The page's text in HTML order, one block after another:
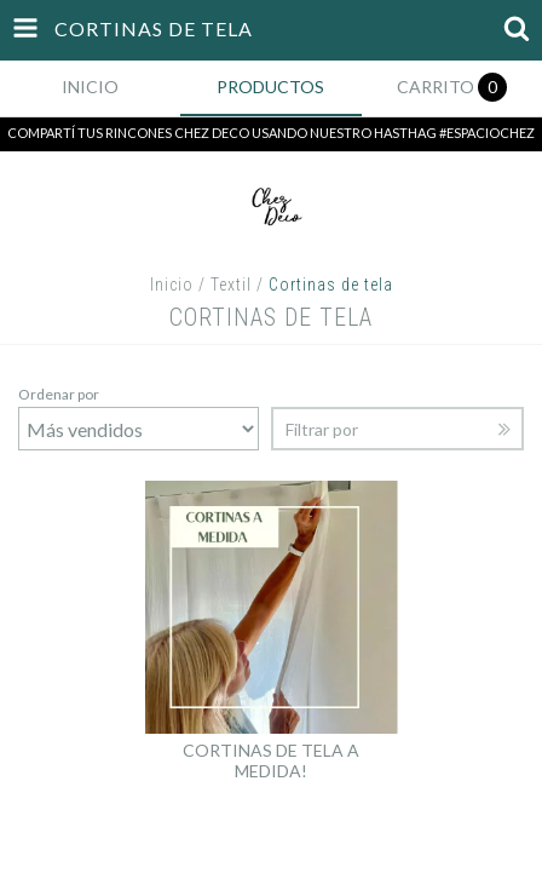
CORTINAS DE TELA
INICIO PRODUCTOS CARRITO 0
COMPARTÍ TUS RINCONES CHEZ DECO USANDO NUESTRO HASTHAG #ESPACIOCHEZ
Inicio / Textil / Cortinas de tela
CORTINAS DE TELA
Ordenar por
Filtrar por
CORTINAS DE TELA A
MEDIDA!